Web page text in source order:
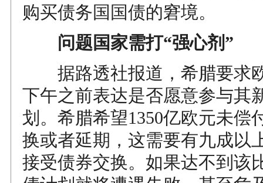
购买债务国国债的窘境。
问题国家需打“强心剂”
据路透社报道，希腊要求
下午之前表达是否愿意参与其
划。希腊希望1350亿欧元未偿
换或者延期，这需要有九成以
接受债券交换。如果达不到该